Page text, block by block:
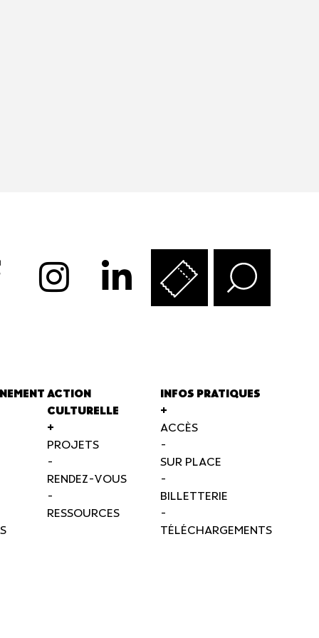
ACTION
CULTURELLE
+
PROJETS
-
RENDEZ-VOUS
-
RESSOURCES
INFOS PRATIQUES
+
ACCÈS
-
SUR PLACE
-
BILLETTERIE
-
TÉLÉCHARGEMENTS